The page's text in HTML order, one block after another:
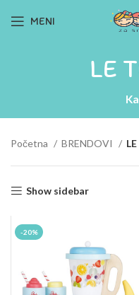
MENI
LE
Početna BRENDOVI
Show sidebar
-20%